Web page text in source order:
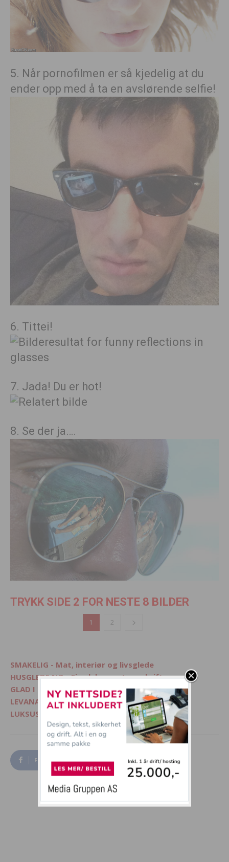
5. Når pornofilmen er så kjedelig at du
ender opp med å ta en avslørende selfie!
6. Tittei!
7. Jada! Du er hot!
8. Se der ja….
TRYKK SIDE 2 FOR NESTE 8 BILDER
1 2
SMAKELIG - Mat, interiør og livsglede
HUSGLEDE.NO - Finn lekre matoppskrifter
GLAD I DYR? - Besøk Morsommedyr.no
LEVANA.NO - Kvinnemagasin på nett
LUKSUSFERIE.NO - Ferie på sitt beste
Facebook Twitter